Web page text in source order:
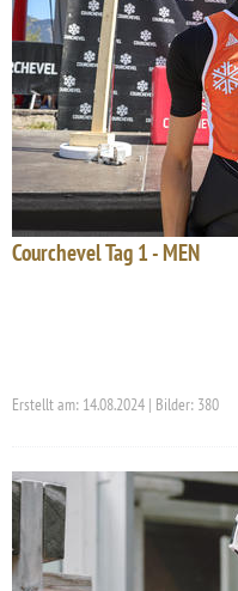
Courchevel Tag 1 - MEN
Erstellt am: 14.08.2024 | Bilder: 380